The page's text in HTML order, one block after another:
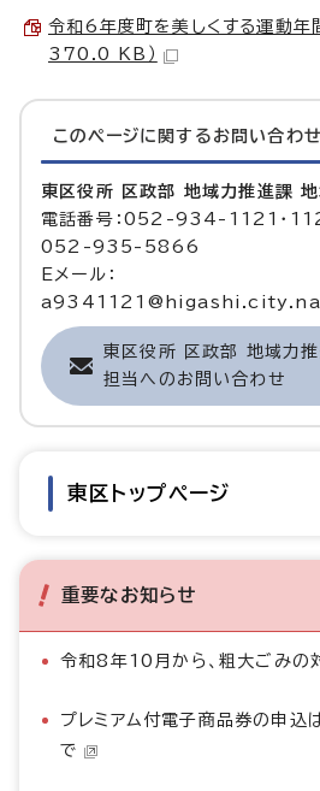
令和6年度町を美しくする運動年
370.0 KB）
このページに関する お問い合わせ
東区役所 区政部 地域力推進課
電話番号：052-934-1121・
052-935-5866
Eメール：
東区役所 区政部 地域力
担当へのお問い合わせ
東区トップページ
重要なお知らせ
令和8年10月から、粗大ごみの
プレミアム付電子商品券の申込
で